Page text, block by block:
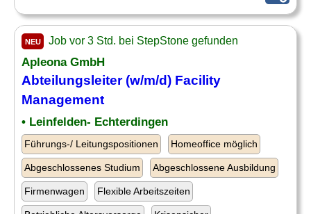
NEU Job vor 3 Std. bei StepStone gefunden
Apleona GmbH
Abteilungsleiter(w/m/d) Facility
Management
• Leinfelden- Echterdingen
Führungs-/ Leitungspositionen Homeoffice möglich
Abgeschlossenes Studium Abgeschlossene Ausbildung
Firmenwagen Flexible Arbeitszeiten